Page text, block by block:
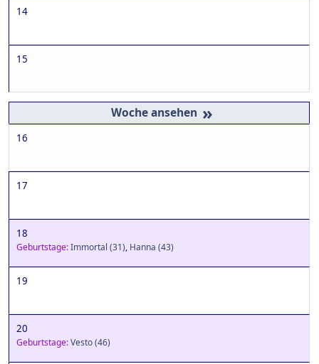
14
15
»
16
17
18
Geburtstage:Immortal (31), Hanna (43)
19
20
Geburtstage:Vesto(46)